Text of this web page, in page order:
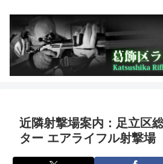
近隣射撃場案内：足立区
ター エアライフル射撃場